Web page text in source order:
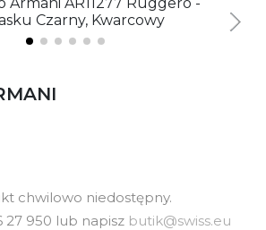
chwilowo niedostępny.
27 950 lub napisz butik@swiss.eu